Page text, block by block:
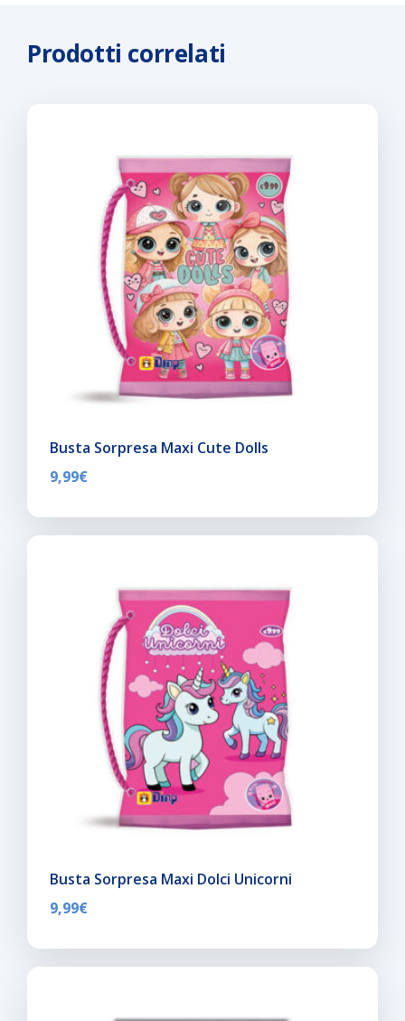
Prodotti correlati
Busta Sorpresa Maxi Cute Dolls
9,99€
Busta Sorpresa Maxi Dolci Unicorni
9,99€